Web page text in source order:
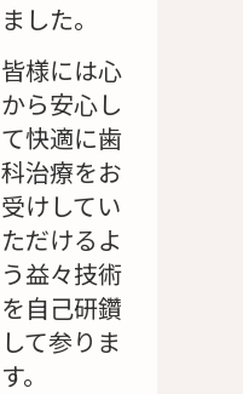
ました。
皆様には心
から安心し
て快適に歯
科治療をお
受けしてい
ただけるよ
う益々技術
を自己研鑽
して参りま
す。